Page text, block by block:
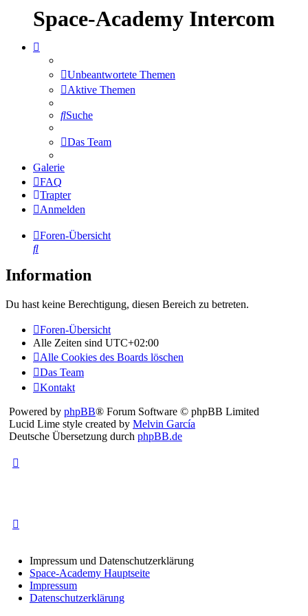
Space-Academy Intercom
Unbeantwortete Themen
Aktive Themen
Suche
Das Team
Galerie
FAQ
Trapter
Anmelden
Foren-Übersicht
Suche
Information
Du hast keine Berechtigung, diesen Bereich zu betreten.
Foren-Übersicht
Alle Zeiten sind UTC+02:00
Alle Cookies des Boards löschen
Das Team
Kontakt
Powered by phpBB® Forum Software © phpBB Limited
Lucid Lime style created by Melvin García
Deutsche Übersetzung durch phpBB.de
Impressum und Datenschutzerklärung
Space-Academy Hauptseite
Impressum
Datenschutzerklärung